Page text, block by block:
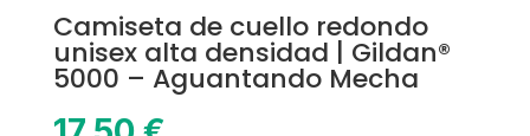
Camiseta de cuello redondo
unisex alta densidad | Gildan®
5000 – Aguantando Mecha